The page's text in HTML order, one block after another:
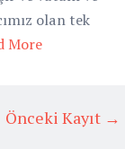
olan tek
More
Önceki Kayıt →